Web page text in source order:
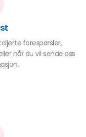
forespørsler,
når du vil sende oss